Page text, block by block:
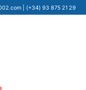
(+34) 93 875 21 29